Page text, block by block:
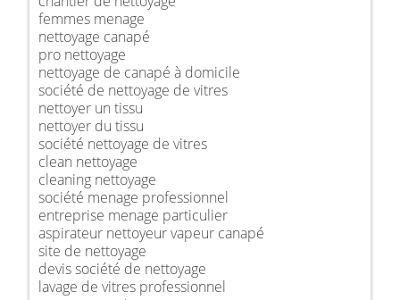
femmes menage
nettoyage canapé
pro nettoyage
nettoyage de canapé à domicile
société de nettoyage de vitres
nettoyer un tissu
nettoyer du tissu
société nettoyage de vitres
clean nettoyage
cleaning nettoyage
société menage professionnel
entreprise menage particulier
aspirateur nettoyeur vapeur canapé
site de nettoyage
devis société de nettoyage
lavage de vitres professionnel